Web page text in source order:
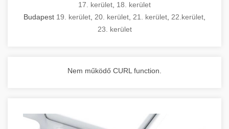
17. kerület 18. kerület
Budapest 19. kerület 20. kerület 21. kerület 22.kerület
23. kerület
Nem működő CURL function.